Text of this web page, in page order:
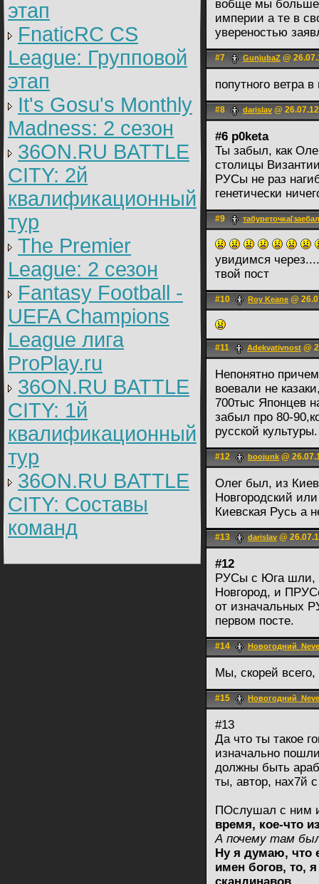
этап
FnaticRC CS
League: Групповой
этап
It's Gosu's Monthly
Madness: 2 сезон
36ON.RU BATTLE
CITY: 2й
квалификационный
тур
The Premier
League: 2 cезон
Fantasy Football -
UEFA Champions
League лига
ProPlay.ru
36ON.RU BATTLE
CITY: 1й
квалификационный
тур
36ON.RU BATTLE
CITY: Составы
команд
вобще мы больше
империи а те в
увереностью
#7 GunjubaZ @
попутного ветра
#8 darislav @
#6 p0keta
Ты забыл, как
столицы
РУСы не раз
генетически
#9
увидимся
твой пост
#10 Roy Keane @
#11 Adekvativnost @
Непонятно
воевали не
700тыс Японцев
забыл про 80-
русской культуры.
#12 boojunk @
Олег был, из
Новгородский
Киевская Русь а
#13 darislav @
#12
РУСы с Юга шли,
Новгород, и
от изначальных
первом посте.
#14
Мы, скорей
#15
#13
Да что ты такое
изначально
должны быть
ты, автор, нах7й
ПОслушал с ним
время, кое-что
А почему там
Ну я думаю, что
имен богов, то,